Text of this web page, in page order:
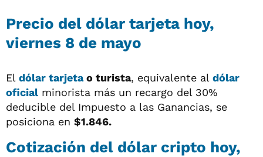
Precio del dólar tarjeta hoy,
viernes 8 de mayo
El dólar tarjetao turista, equivalente al dólar
oficial minorista más un recargo del 30%
deducible del Impuesto a las Ganancias, se
posiciona en $1.846.
Cotización del dólar cripto hoy,